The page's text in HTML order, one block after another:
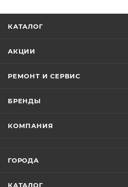
КАТАЛОГ
АКЦИИ
РЕМОНТ И СЕРВИС
БРЕНДЫ
КОМПАНИЯ
ГОРОДА
КАТАЛОГ